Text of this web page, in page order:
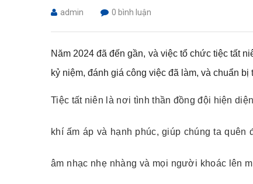
admin 0 bình luận
Năm 2024 đã đến gần, và việc tổ chức tiệc tất
kỷ niệm, đánh giá công việc đã làm, và chuẩn
Tiệc tất niên là nơi tình thần đồng đội hiện
khí ấm áp và hạnh phúc, giúp chúng ta
âm nhạc nhẹ nhàng và mọi người khoác lên